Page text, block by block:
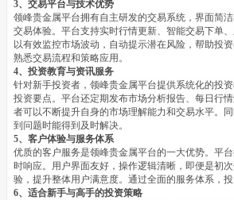
3、交易平台与技术优势
领峰贵金属平台拥有自主研发的交易系统，界面简
交易体验。平台支持实时行情更新、智能交易下单
以有效监控市场波动，自动提示潜在风险，帮助投
熟悉交易流程和策略应用。
4、投资教育与资讯服务
针对新手投资者，领峰贵金属平台提供系统化的投
投资要点。平台还定期发布市场分析报告、每日行
者可以不断提升自身的市场理解能力和交易水平。
到问题时能得到及时解决。
5、客户体验与服务体系
优质的客户服务是领峰贵金属平台的一大优势。平
时响应。用户界面友好，操作逻辑清晰，即便是初
验，提升整体用户满意度。通过全面的服务体系，
6、适合新手与高手的投资策略